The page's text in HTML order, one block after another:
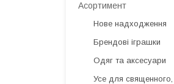
Асортимент
Нове надходження
Брендові іграшки
Одяг та аксесуари
Усе для священного,